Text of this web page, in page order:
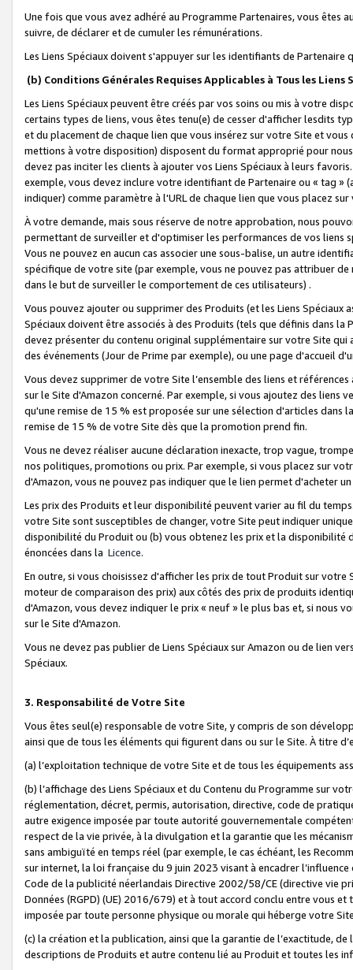
Une fois que vous avez adhéré au Programme Partenaires, vous êtes
suivre, de déclarer et de cumuler les rémunérations.
Les Liens Spéciaux doivent s'appuyer sur les identifiants de Partenaire
(b) Conditions Générales Requises Applicables à Tous les Liens
Les Liens Spéciaux peuvent être créés par vos soins ou mis à votre
certains types de liens, vous êtes tenu(e) de cesser d'afficher lesdits
et du placement de chaque lien que vous insérez sur votre Site et
mettions à votre disposition) disposent du format approprié pour
devez pas inciter les clients à ajouter vos Liens Spéciaux à leurs
exemple, vous devez inclure votre identifiant de Partenaire ou « tag
indiquer) comme paramètre à l'URL de chaque lien que vous placez
À votre demande, mais sous réserve de notre approbation, nous
permettant de surveiller et d'optimiser les performances de vos liens
Vous ne pouvez en aucun cas associer une sous-balise, un autre
spécifique de votre site (par exemple, vous ne pouvez pas attribuer
dans le but de surveiller le comportement de ces utilisateurs) .
Vous pouvez ajouter ou supprimer des Produits (et les Liens
Spéciaux doivent être associés à des Produits (tels que définis dans
devez présenter du contenu original supplémentaire sur votre Site qui
des événements (Jour de Prime par exemple), ou une page d'accueil
Vous devez supprimer de votre Site l’ensemble des liens et
sur le Site d'Amazon concerné. Par exemple, si vous ajoutez des
qu'une remise de 15 % est proposée sur une sélection d'articles
remise de 15 % de votre Site dès que la promotion prend fin.
Vous ne devez réaliser aucune déclaration inexacte, trop vague,
nos politiques, promotions ou prix. Par exemple, si vous placez sur
d'Amazon, vous ne pouvez pas indiquer que le lien permet d'acheter
Les prix des Produits et leur disponibilité peuvent varier au fil du
votre Site sont susceptibles de changer, votre Site peut indiquer
disponibilité du Produit ou (b) vous obtenez les prix et la disponibilité
énoncées dans la Licence.
En outre, si vous choisissez d'afficher les prix de tout Produit sur
moteur de comparaison des prix) aux côtés des prix de produits
d'Amazon, vous devez indiquer le prix « neuf » le plus bas et, si nous
sur le Site d'Amazon.
Vous ne devez pas publier de Liens Spéciaux sur Amazon ou de lien
Spéciaux.
3. Responsabilité de Votre Site
Vous êtes seul(e) responsable de votre Site, y compris de son
ainsi que de tous les éléments qui figurent dans ou sur le Site. À titre
(a) l’exploitation technique de votre Site et de tous les équipements
(b) l’affichage des Liens Spéciaux et du Contenu du Programme sur
réglementation, décret, permis, autorisation, directive, code de
autre exigence imposée par toute autorité gouvernementale
respect de la vie privée, à la divulgation et la garantie que les
sans ambiguïté en temps réel (par exemple, le cas échéant, les
sur internet, la loi française du 9 juin 2023 visant à encadrer
Code de la publicité néerlandais Directive 2002/58/CE (directive vie
Données (RGPD) (UE) 2016/679) et à tout accord conclu entre vous
imposée par toute personne physique ou morale qui héberge votre
(c) la création et la publication, ainsi que la garantie de l’exactitude,
descriptions de Produits et autre contenu lié au Produit et toutes les